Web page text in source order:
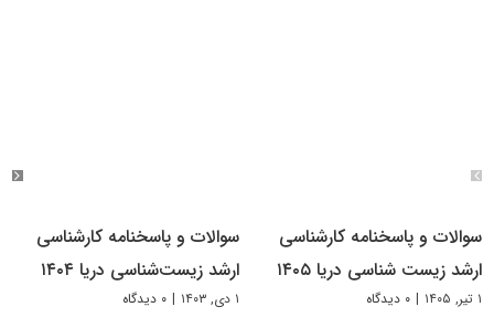
سوالات و پاسخنامه کارشناسی
ارشد زیست شناسی دریا ۱۴۰۵
۱ تیر, ۱۴۰۵ | ۰ دیدگاه
سوالات و پاسخنامه کارشناسی
ارشد زیست‌شناسی دریا ۱۴۰۴
۱ دی, ۱۴۰۳ | ۰ دیدگاه